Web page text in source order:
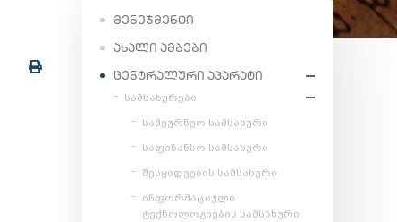
ᲛᲔᲜᲔᲯᲛᲔᲜᲢᲘ
ᲐᲮᲐᲚᲘ ᲐᲛᲑᲔᲑᲘ
ᲪᲔᲜᲢᲠᲐᲚᲣᲠᲘ ᲐᲞᲐᲠᲐᲢᲘ
სამსახურები
სამეურნეო სამსახური
საფინანსო სამსახური
შესყიდვების სამსახური
ინფორმაციული
ტექნოლოგიების სამსახური